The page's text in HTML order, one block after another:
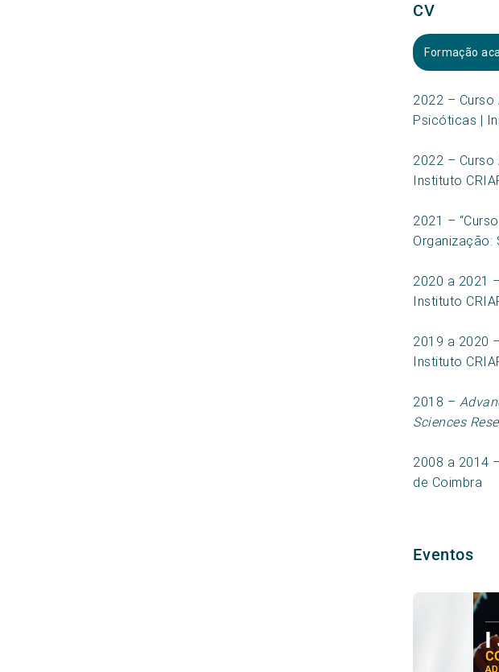
CV
Formação
2022 –
Psicóticas |
2022 –
Instituto
2021 –
Organização:
2020 a 2021
Instituto
2019 a 2020
Instituto
2018 –
Sciences
2008 a 2014
de Coimbra
Eventos